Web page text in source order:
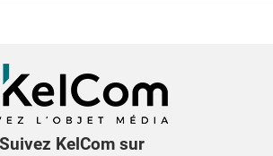
Suivez KelCom sur